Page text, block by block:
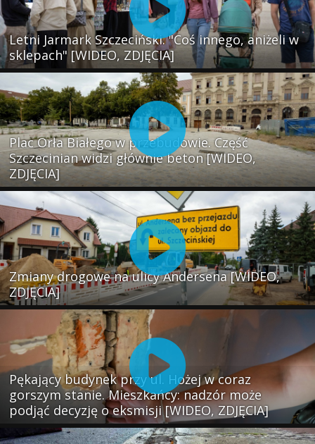
Letni Jarmark Szczeciński. "Coś innego, aniżeli w
sklepach" [WIDEO, ZDJĘCIA]
Plac Orła Białego w przebudowie. Część
Szczecinian widzi głównie beton [WIDEO,
ZDJĘCIA]
Zmiany drogowe na ulicy Andersena [WIDEO,
ZDJĘCIA]
Pękający budynek przy ul. Hożej w coraz
gorszym stanie. Mieszkańcy: nadzór może
podjąć decyzję o eksmisji [WIDEO, ZDJĘCIA]